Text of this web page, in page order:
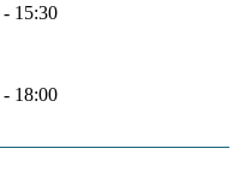
- 15:30
- 18:00